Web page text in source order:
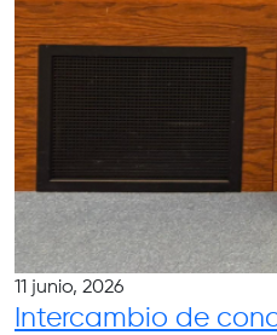
11 junio, 2026
Intercambio de